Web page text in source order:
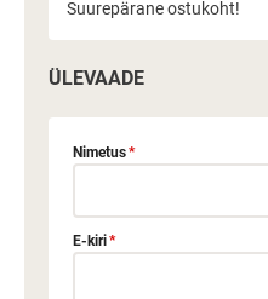
Suurepärane ostukoht!
ÜLEVAADE
Nimetus*
E-kiri*